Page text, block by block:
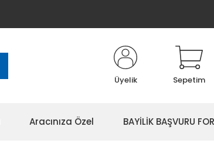
Üyelik Sepetim
Aracınıza Özel BAYİLİK BAŞVURU